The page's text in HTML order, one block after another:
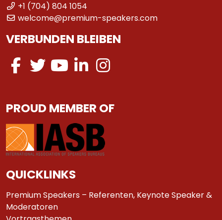
+1 (704) 804 1054
welcome@premium-speakers.com
VERBUNDEN BLEIBEN
PROUD MEMBER OF
QUICKLINKS
Premium Speakers – Referenten, Keynote Speaker &
Moderatoren